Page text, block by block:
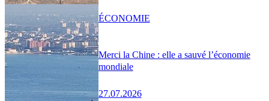
Merci la Chine : elle a sauvé l’économie
mondiale
27.07.2026
ÉCONOMIE